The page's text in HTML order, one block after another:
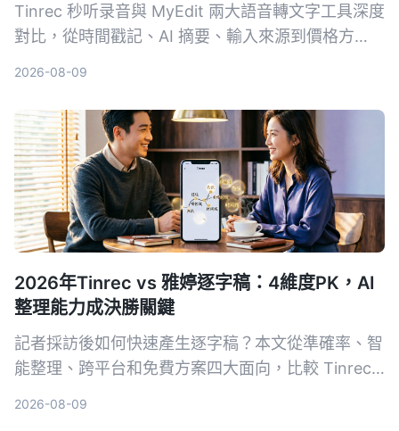
Tinrec 秒听录音與 MyEdit 兩大語音轉文字工具深度
對比，從時間戳記、AI 摘要、輸入來源到價格方
2026-08-09
2026年Tinrec vs 雅婷逐字稿：4維度PK，AI
整理能力成決勝關鍵
記者採訪後如何快速產生逐字稿？本文從準確率、智
能整理、跨平台和免費方案四大面向，比較 Tinrec
2026-08-09